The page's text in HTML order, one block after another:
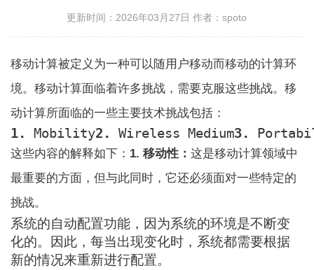
更新时间：2026年03月27日作者：spoto
移动计算被定义为一种可以随用户移动而移动的计算环
境。移动计算面临着许多挑战，需要克服这些挑战。移
动计算所面临的一些主要技术挑战包括：
1. Mobility2. Wireless Medium3.
这些内容的解释如下： 1. 移动性：这是移动计算领域中
最重要的方面，但与此同时，它还必须面对一些特定的
挑战。
系统的自动配置功能，因为系统的环境是不断变
化的。因此，每当出现变化时，系统都需要根据
新的情况来重新进行配置。